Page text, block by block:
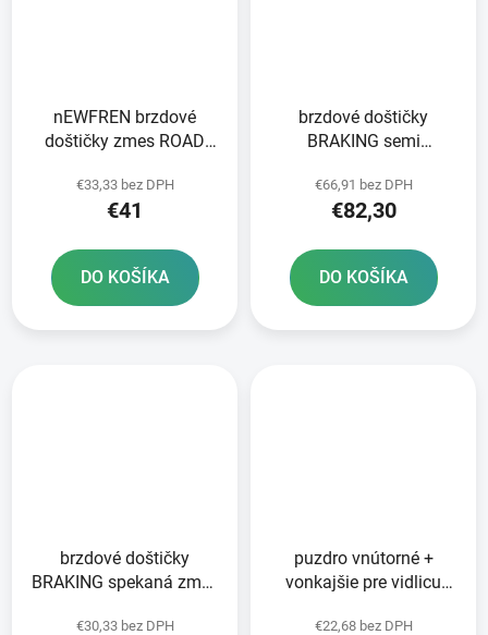
nEWFREN brzdové
doštičky zmes ROAD
ks v balení
€33,33 bez DPH
€41
DO KOŠÍKA
brzdové doštičky
BRAKING semi
ks v balení
€66,91 bez DPH
€82,30
DO KOŠÍKA
brzdové doštičky
BRAKING spekaná zmes
€30,33 bez DPH
puzdro vnútorné +
vonkajšie pre vidlicu
€22,68 bez DPH